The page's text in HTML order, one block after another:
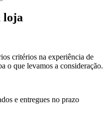
loja
critérios na experiência de
o que levamos a consideração.
e entregues no prazo